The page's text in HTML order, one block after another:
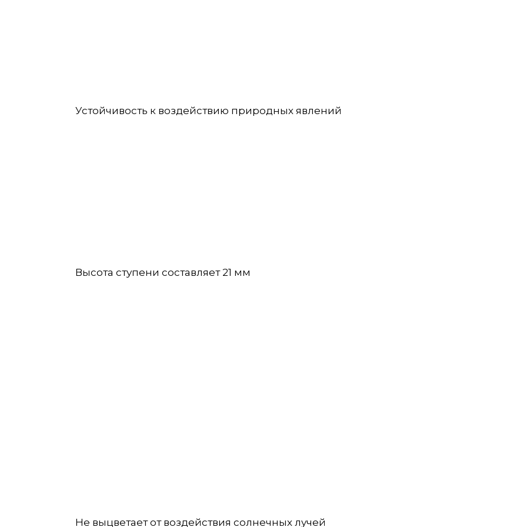
Устойчивость к воздействию природных явлений
Высота ступени составляет 21 мм
Не выцветает от воздействия солнечных лучей